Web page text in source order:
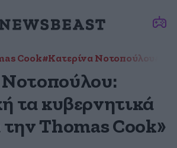
Cook#Κατερίνα Νοτοπούλου
Νοτοπούλου:
τα κυβερνητικά
την Thomas Cook»